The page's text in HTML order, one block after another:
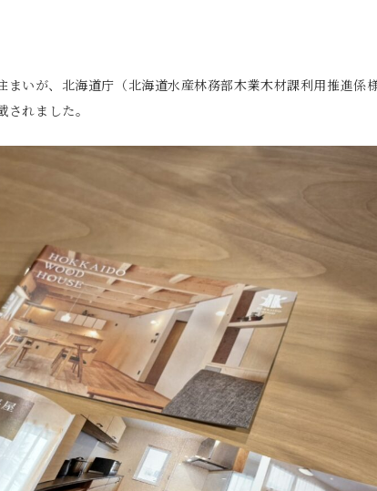
いが、北海道庁（北海道水産林務部木業木材課利用推進係
れました。